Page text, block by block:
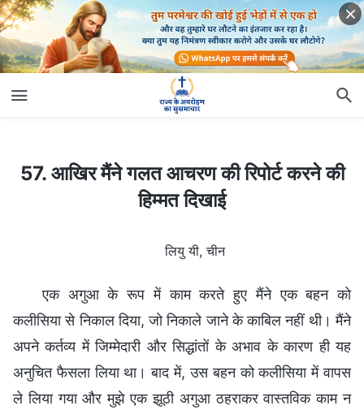
57. आखिर मैंने गलत आचरण की रिपोर्ट करने की हिम्मत दिखाई
57. आखिर मैंने गलत आचरण की रिपोर्ट करने की
हिम्मत दिखाई
लियु यी, चीन
एक अगुआ के रूप में काम करते हुए मैंने एक बहन को
कलीसिया से निकाल दिया, जो निकाले जाने के काबिल नहीं थी। मैंने
अपने कर्तव्य में जिम्मेदारी और सिद्धांतों के अभाव के कारण ही यह
अनुचित फैसला लिया था। बाद में, उस बहन को कलीसिया में वापस
ले लिया गया और मुझे एक झूठी अगुआ ठहराकर वास्तविक काम न